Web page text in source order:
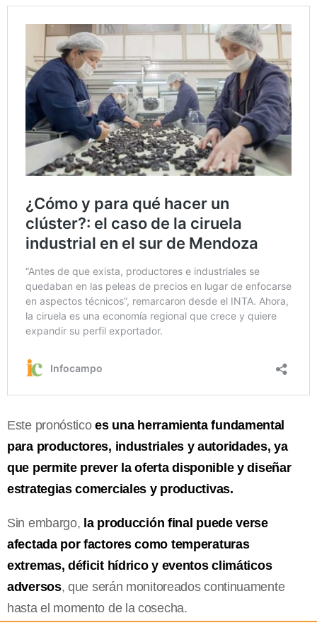
Este pronósticoes una herramienta fundamental
para productores, industriales y autoridades, ya
que permite prever la oferta disponible y diseñar
estrategias comerciales y productivas.
Sin embargo, la producción final puede verse
afectada por factores como temperaturas
extremas, déficit hídrico y eventos climáticos
adversos, que serán monitoreados continuamente
hasta el momento de la cosecha.